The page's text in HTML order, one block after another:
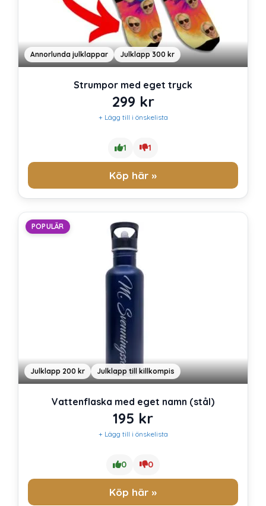
Annorlunda julklappar Julklapp 300 kr
Strumpor med eget tryck
299 kr
+ Lägg till i önskelista
1 1
Köp här »
POPULÄR
Julklapp 200 kr Julklapp till killkompis
Vattenflaska med eget namn (stål)
195 kr
+ Lägg till i önskelista
0 0
Köp här »